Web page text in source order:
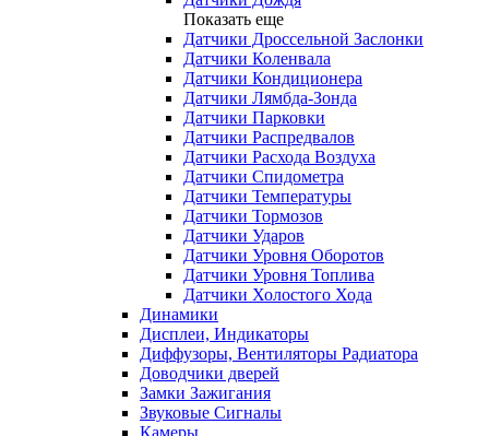
Показать еще
Датчики Дроссельной Заслонки
Датчики Коленвала
Датчики Кондиционера
Датчики Лямбда-Зонда
Датчики Парковки
Датчики Распредвалов
Датчики Расхода Воздуха
Датчики Спидометра
Датчики Температуры
Датчики Тормозов
Датчики Ударов
Датчики Уровня Оборотов
Датчики Уровня Топлива
Датчики Холостого Хода
Динамики
Дисплеи, Индикаторы
Диффузоры, Вентиляторы Радиатора
Доводчики дверей
Замки Зажигания
Звуковые Сигналы
Камеры